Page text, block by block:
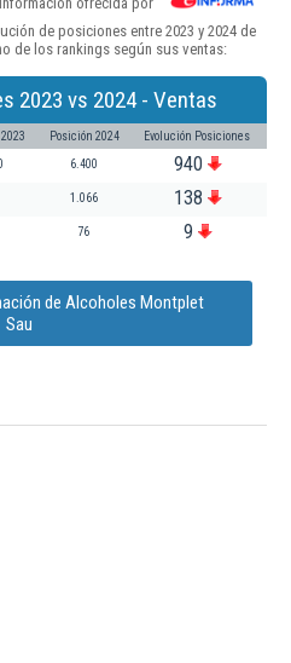
de posiciones entre 2023 y 2024 de
de los rankings según sus ventas:
2023 vs 2024 - Ventas
Posición 2024 Evolución Posiciones
6.400 940
1.066 138
76 9
de Alcoholes Montplet
Sau